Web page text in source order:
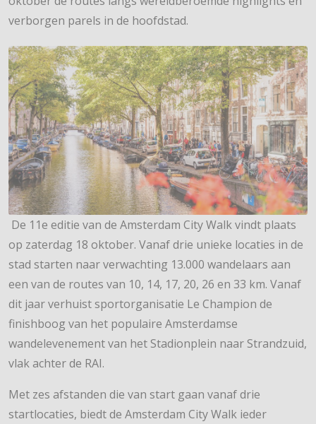
verborgen parels in de hoofdstad.
De 11e editie van de Amsterdam City Walk vindt plaats
op zaterdag 18 oktober. Vanaf drie unieke locaties in de
stad starten naar verwachting 13.000 wandelaars aan
een van de routes van 10, 14, 17, 20, 26 en 33 km. Vanaf
dit jaar verhuist sportorganisatie Le Champion de
finishboog van het populaire Amsterdamse
wandelevenement van het Stadionplein naar Strandzuid,
vlak achter de RAI.
Met zes afstanden die van start gaan vanaf drie
startlocaties, biedt de Amsterdam City Walk ieder